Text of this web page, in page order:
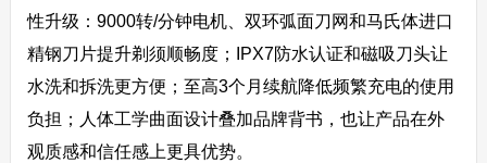
性升级：9000转/分钟电机、双环弧面刀网和马氏体进口
精钢刀片提升剃须顺畅度；IPX7防水认证和磁吸刀头让
水洗和拆洗更方便；至高3个月续航降低频繁充电的使用
负担；人体工学曲面设计叠加品牌背书，也让产品在外
观质感和信任感上更具优势。